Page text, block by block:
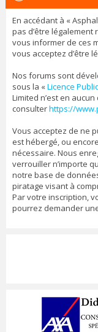
En accédant à «
pas d’être
vous informer de ces
vous acceptez d’être
Nos forums sont
sous la «Licence
Limited n’est en
consulterhttps://
Vous acceptez de ne
est hébergé, ou
nécessaire. Nous
verrouiller n’importe
notre base de
piratage visant à
Par votre inscription,
pourrez demander